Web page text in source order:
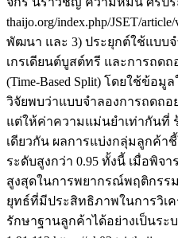
thaijo.org/index.php/JSET/
พัฒนา และ 3) ประยุกต์ใช้แบบ
เกรเดียนต์บูสต์ทรี และการถด
(Time-Based Split) โดยใช้ข้
วิจัยพบว่าแบบจำลองการถดถ
แต่ให้ค่าความแม่นยำเท่ากันที่
เดียวกัน ผลการแบ่งกลุ่มลูกค้า
ระดับสูงกว่า 0.95 ทั้งนี้ เมื่อพิจ
สูงสุดในการพยากรณ์พฤติกรร
ยุทธ์ที่มีประสิทธิภาพในการวิเ
รักษาฐานลูกค้าได้อย่างเป็นระ